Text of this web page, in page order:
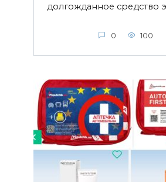
долгожданное средство
0 100